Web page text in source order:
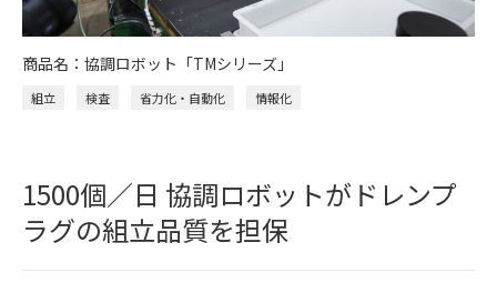
商品名：協調ロボット「TMシリーズ」
組立 検査 省力化・自動化 情報化
1500個／日 協調ロボットがドレンプ
ラグの組立品質を担保